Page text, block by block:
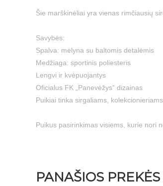
Šie marškinėliai yra vienas rimčiausių
Savybės:
Spalva: mėlyna su baltomis detalėmis
Medžiaga: sportinis poliesteris
Lengvi ir kvėpuojantys
Oficialus FK „Panevėžys“ dizainas
Puikiai tinka sirgaliams,
Puikus pasirinkimas visiems, kurie nori
PANAŠIOS PREKĖS